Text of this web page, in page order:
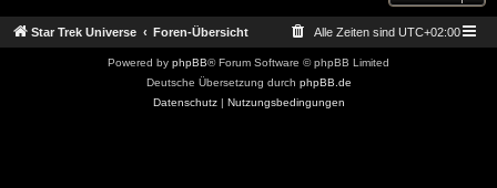
Star Trek Universe Foren-Übersicht Alle Zeiten sind UTC+02:00
Powered by phpBB® Forum Software © phpBB Limited
Deutsche Übersetzung durch phpBB.de
Datenschutz| Nutzungsbedingungen